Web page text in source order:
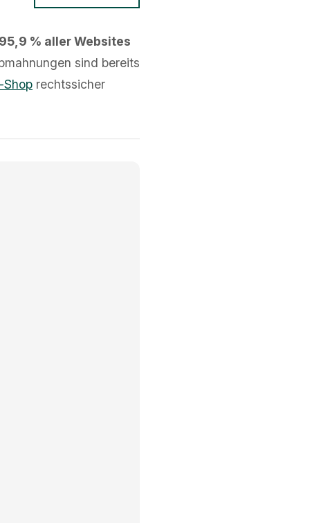
95,9 % aller Websites
sind bereits
Shop rechtssicher